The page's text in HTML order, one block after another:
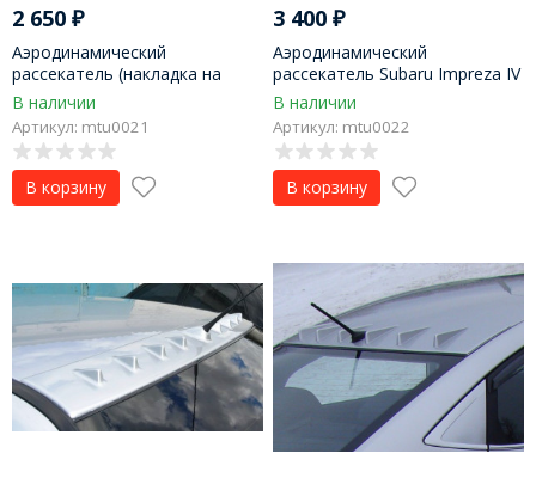
2 650 ₽
Аэродинамический
рассекатель (накладка на
крышу) "Zodiak Generator"
Mitsubishi Lancer X
В наличии
Артикул: mtu0021
В корзину
3 400₽
Аэродинамический
рассекатель Subaru Impreza IV
G4 (2012-2016 u.в.)
В наличии
Артикул: mtu0022
В корзину